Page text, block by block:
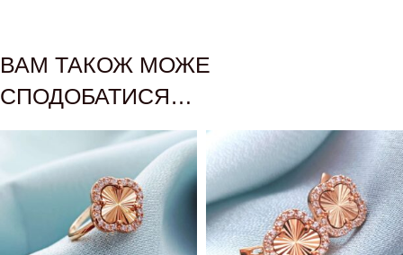
ВАМ ТАКОЖ МОЖЕ
СПОДОБАТИСЯ…